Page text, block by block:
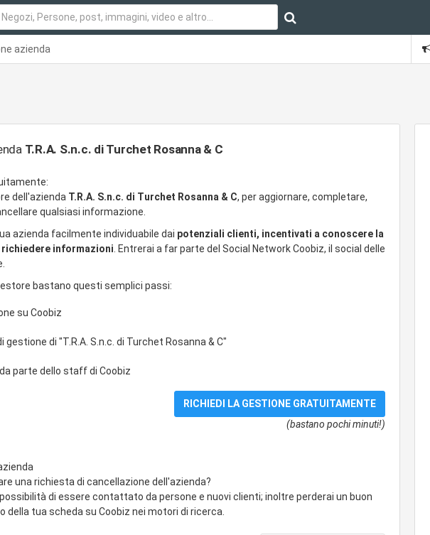
azienda
T.R.A. S.n.c. di Turchet Rosanna & C
dell'azienda T.R.A. S.n.c. di Turchet Rosanna & C, per aggiornare, completare,
qualsiasi informazione.
azienda facilmente individuabile dai potenziali clienti, incentivati a conoscere la
informazioni . Entrerai a far parte del Social Network Coobiz, il social delle
bastano questi semplici passi:
su Coobiz
gestione di "T.R.A. S.n.c. di Turchet Rosanna & C"
parte dello staff di Coobiz
(bastano pochi minuti!)
una richiesta di cancellazione dell'azienda?
di essere contattato da persone e nuovi clienti; inoltre perderai un buon
della tua scheda su Coobiz nei motori di ricerca.